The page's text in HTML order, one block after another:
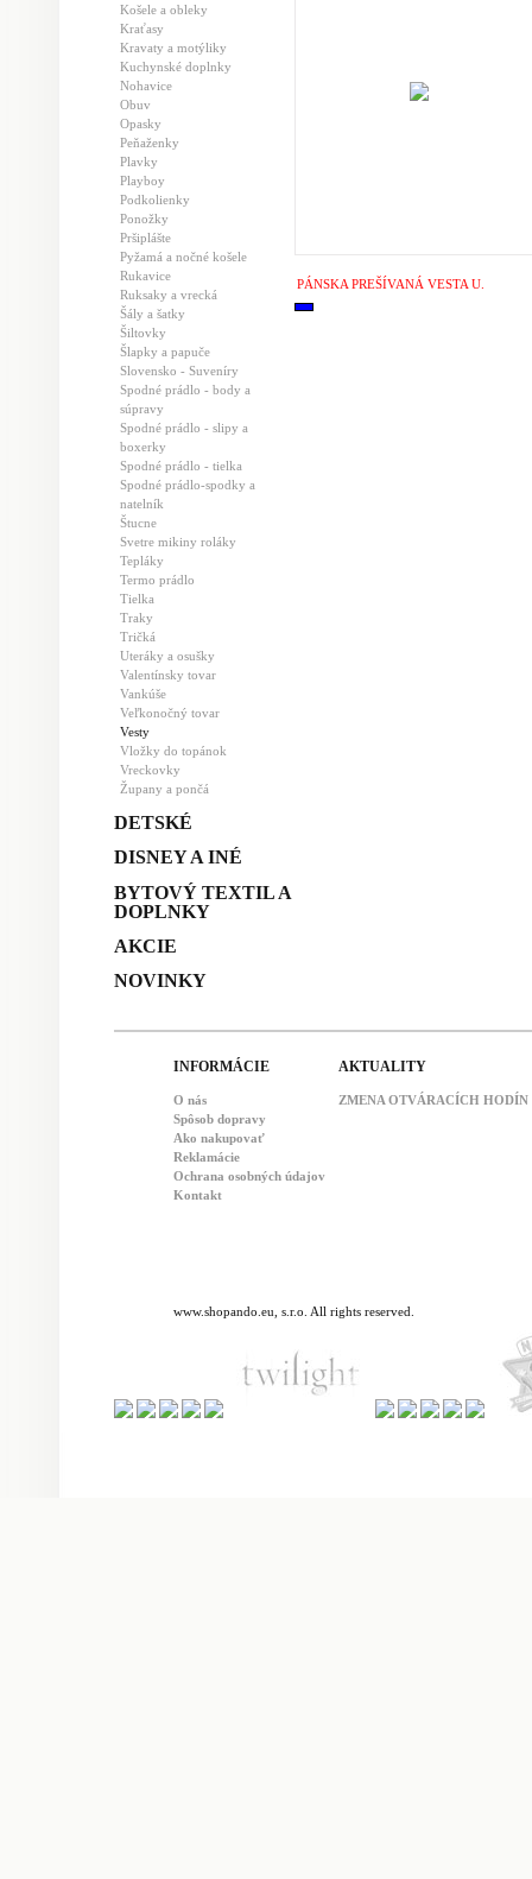
Košele a obleky
Kraťasy
Kravaty a motýliky
Kuchynské doplnky
Nohavice
Obuv
Opasky
Peňaženky
Plavky
Playboy
Podkolienky
Ponožky
Pršiplášte
Pyžamá a nočné košele
Rukavice
Ruksaky a vrecká
Šály a šatky
Šiltovky
Šlapky a papuče
Slovensko - Suveníry
Spodné prádlo - body a
súpravy
Spodné prádlo - slipy a
boxerky
Spodné prádlo - tielka
Spodné prádlo-spodky a
natelník
Štucne
Svetre mikiny roláky
Tepláky
Termo prádlo
Tielka
Traky
Tričká
Uteráky a osušky
Valentínsky tovar
Vankúše
Veľkonočný tovar
Vesty
Vložky do topánok
Vreckovky
Župany a pončá
DETSKÉ
DISNEY A INÉ
BYTOVÝ TEXTIL A
DOPLNKY
AKCIE
NOVINKY
PÁNSKA PREŠÍVANÁ VESTA U.
INFORMÁCIE
O nás
Spôsob dopravy
Ako nakupovať
Reklamácie
Ochrana osobných údajov
Kontakt
AKTUALITY
ZMENA OTVÁRACÍCH HODÍN
www.shopando.eu, s.r.o. All rights reserved.